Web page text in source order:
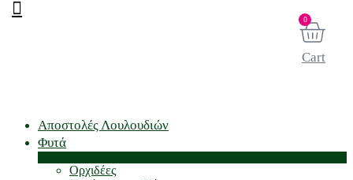
0
Cart
Αποστολές Λουλουδιών
Φυτά
Ορχιδέες